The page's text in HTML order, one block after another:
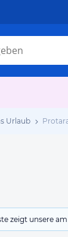
Urlaub
zeigt unsere